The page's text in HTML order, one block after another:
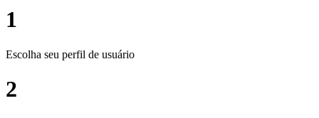
1
Escolha seu perfil de usuário
2